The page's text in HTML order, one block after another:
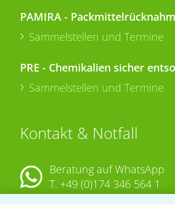
PAMIRA -
Sammelstellen und Termine
PRE - Chemikalien sicher
Sammelstellen und Termine
Kontakt & Notfall
Beratung auf WhatsApp
T. +49 (0)174 346 564 1